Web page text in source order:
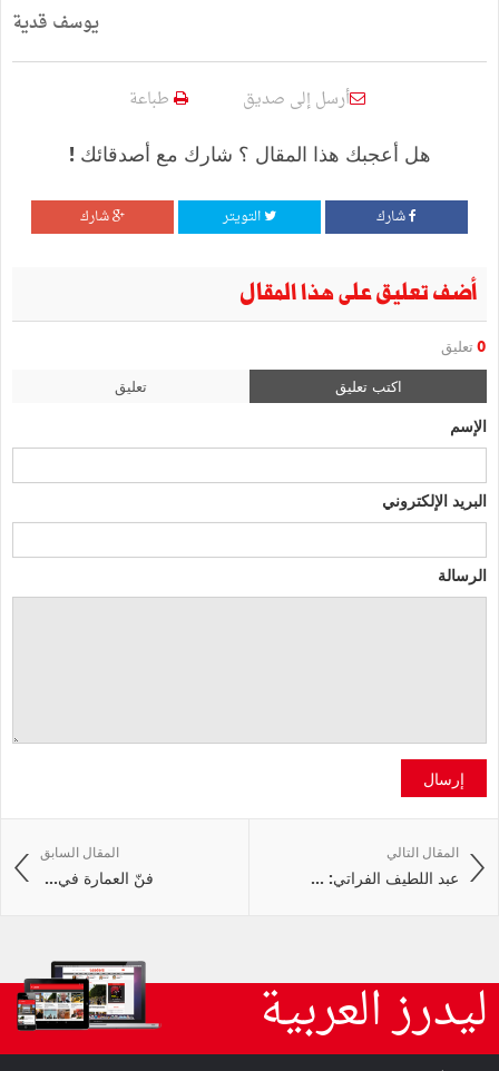
يوسف قدية
أرسل إلى صديق طباعة
هل أعجبك هذا المقال ؟ شارك مع أصدقائك !
شارك التويتر شارك
أضف تعليق على هذا المقال
0 تعليق
اكتب تعليق تعليق
الإسم
البريد الإلكتروني
الرسالة
إرسال
المقال السابق
فنّ‭ ‬العمارة‭ ‬في‭ ...
المقال التالي
عبد اللطيف الفراتي: ...
ليدرز العربية